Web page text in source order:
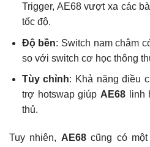
Trigger, AE68 vượt xa các
tốc độ.
Độ bền: Switch nam châm
so với switch cơ học thông
Tùy chỉnh: Khả năng điều
trợ hotswap giúp AE68linh
thủ.
Tuy nhiên, AE68cũng có một